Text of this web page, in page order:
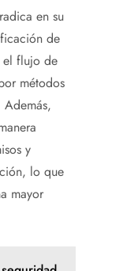
en su
de
el flujo de
métodos
Además,
y
lo que
mayor